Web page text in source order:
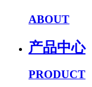
ABOUT
产品中心
PRODUCT